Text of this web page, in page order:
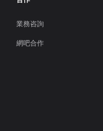
業務咨詢
網吧合作